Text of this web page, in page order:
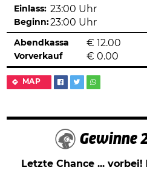
MAP
Einlass: 23:00 Uhr
Beginn:23:00 Uhr
Abendkassa € 12.00
Vorverkauf € 0.00
Gewinne
Letzte Chance ... vorbei!